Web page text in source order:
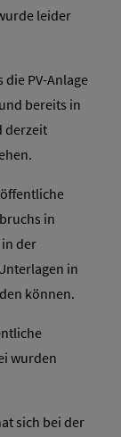
leider
PV-Anlage
bereits in
derzeit
in
der
in
können.
wurden
sich bei der